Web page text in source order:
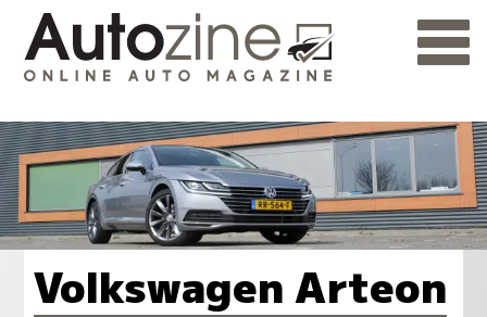
Volkswagen Arteon